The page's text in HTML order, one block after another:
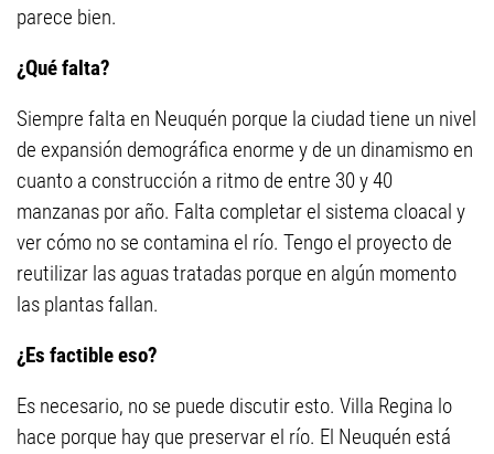
parece bien.
¿Qué falta?
Siempre falta en Neuquén porque la ciudad tiene un nivel
de expansión demográfica enorme y de un dinamismo en
cuanto a construcción a ritmo de entre 30 y 40
manzanas por año. Falta completar el sistema cloacal y
ver cómo no se contamina el río. Tengo el proyecto de
reutilizar las aguas tratadas porque en algún momento
las plantas fallan.
¿Es factible eso?
Es necesario, no se puede discutir esto. Villa Regina lo
hace porque hay que preservar el río. El Neuquén está